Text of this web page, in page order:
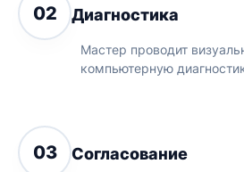
02 Диагностика
Мастер проводит
компьютерную
03 Согласование